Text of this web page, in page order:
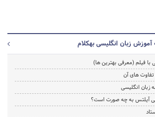
زبان انگلیسی بهکلام
با فیلم (معرفی بهترین ها)
تفاوت های آن
زبان انگلیسی
آیلتس به چه صورت است؟